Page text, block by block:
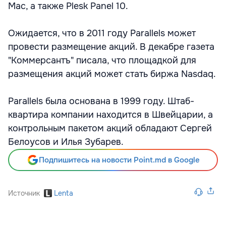
Mac, а также Plesk Panel 10.
Ожидается, что в 2011 году Parallels может
провести размещение акций. В декабре газета
"Коммерсантъ" писала, что площадкой для
размещения акций может стать биржа Nasdaq.
Parallels была основана в 1999 году. Штаб-
квартира компании находится в Швейцарии, а
контрольным пакетом акций обладают Сергей
Белоусов и Илья Зубарев.
Подпишитесь на новости Point.md в Google
Источник Lenta